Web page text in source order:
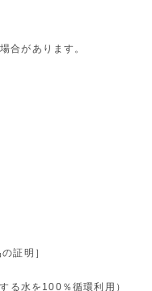
合があります。
証明］
る水を100％循環利用）